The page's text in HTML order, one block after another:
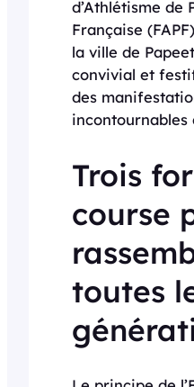
d’Athlétisme de
Française
la ville de
convivial et
des
incontournables
Trois
course
toutes